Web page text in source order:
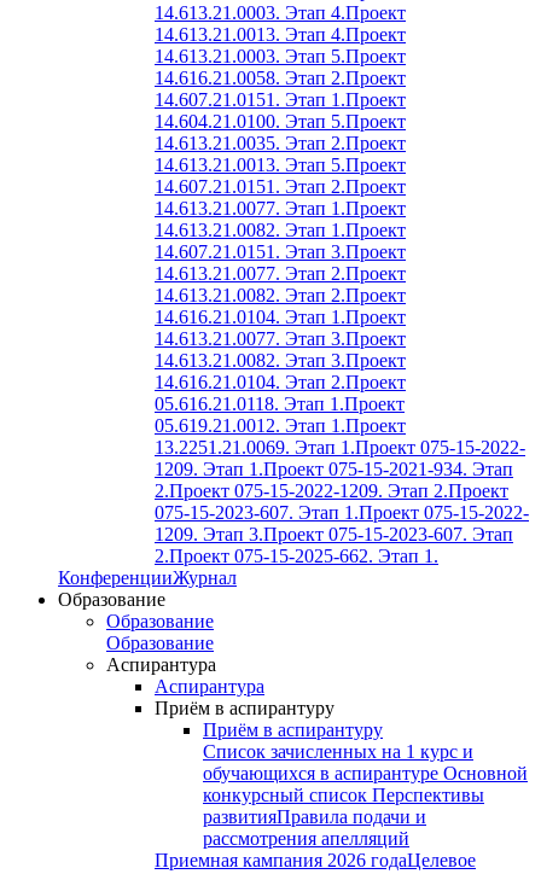
14.613.21.0003. Этап 4.Проект
14.613.21.0013. Этап 4.Проект
14.613.21.0003. Этап 5.Проект
14.616.21.0058. Этап 2.Проект
14.607.21.0151. Этап 1.Проект
14.604.21.0100. Этап 5.Проект
14.613.21.0035. Этап 2.Проект
14.613.21.0013. Этап 5.Проект
14.607.21.0151. Этап 2.Проект
14.613.21.0077. Этап 1.Проект
14.613.21.0082. Этап 1.Проект
14.607.21.0151. Этап 3.Проект
14.613.21.0077. Этап 2.Проект
14.613.21.0082. Этап 2.Проект
14.616.21.0104. Этап 1.Проект
14.613.21.0077. Этап 3.Проект
14.613.21.0082. Этап 3.Проект
14.616.21.0104. Этап 2.Проект
05.616.21.0118. Этап 1.Проект
05.619.21.0012. Этап 1.Проект
13.2251.21.0069. Этап 1.Проект 075-15-2022-
1209. Этап 1.Проект 075-15-2021-934. Этап
2.Проект 075-15-2022-1209. Этап 2.Проект
075-15-2023-607. Этап 1.Проект 075-15-2022-
1209. Этап 3.Проект 075-15-2023-607. Этап
2.Проект 075-15-2025-662. Этап 1.
КонференцииЖурнал
Образование
Образование
Образование
Аспирантура
Аспирантура
Приём в аспирантуру
Приём в аспирантуру
Список зачисленных на 1 курс и
обучающихся в аспирантуре Основной
конкурсный список Перспективы
развитияПравила подачи и
рассмотрения апелляций
Приемная кампания 2026 годаЦелевое